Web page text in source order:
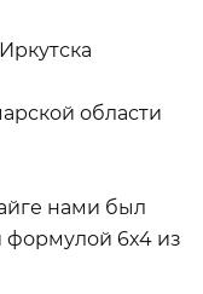
области
нами был
формулой 6х4 из